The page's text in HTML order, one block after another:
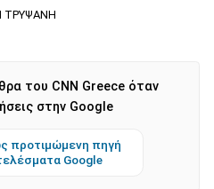
ΤΡΥΨΑΝΗ
του CNN Greece όταν
στην Google
προτιμώμενη πηγή
Google